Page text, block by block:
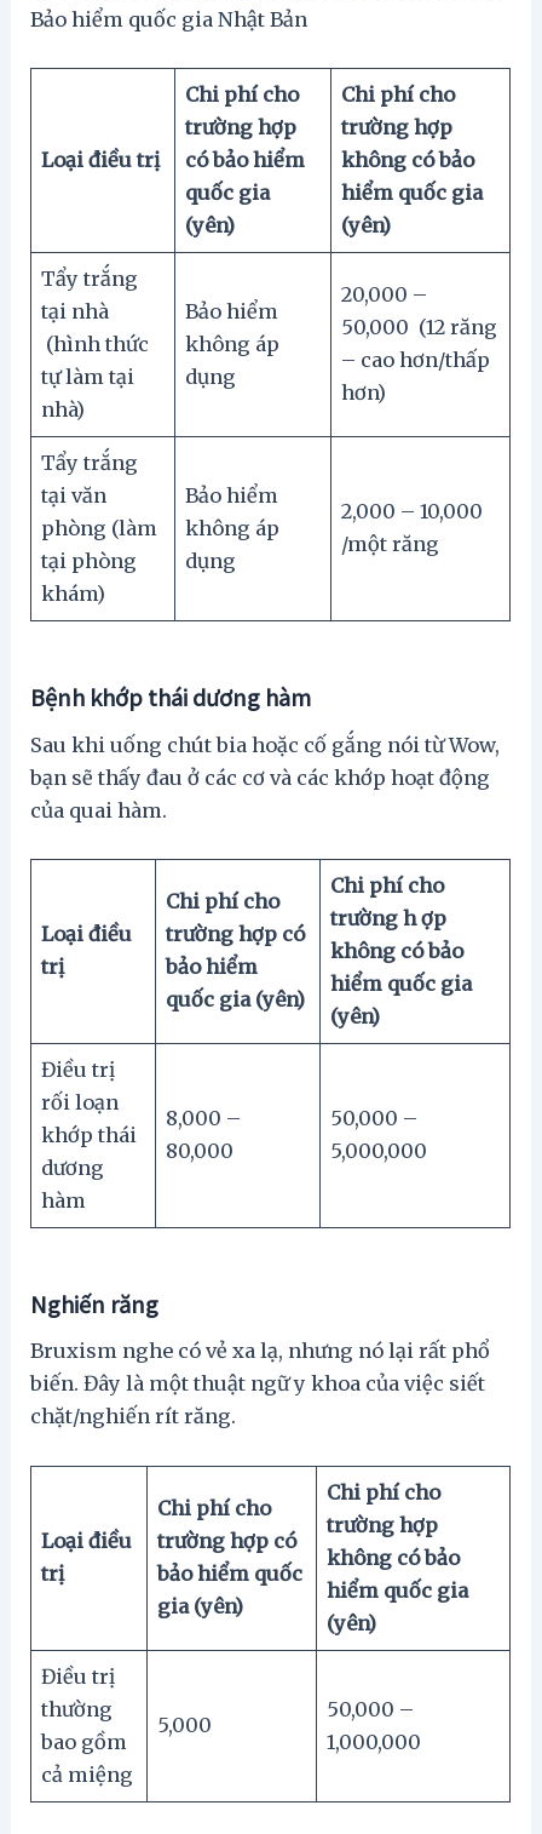
Bảo hiểm quốc gia Nhật Bản
Loại điều trị
Chi phí cho
trường hợp
có bảo hiểm
quốc gia
(yên)
Chi phí cho
trường hợp
không có bảo
hiểm quốc gia
(yên)
Tẩy trắng
tại nhà
(hình thức
tự làm tại
nhà)
Bảo hiểm
không áp
dụng
20,000 –
50,000 (12 răng
– cao hơn/thấp
hơn)
Tẩy trắng
tại văn
phòng (làm
tại phòng
khám)
Bảo hiểm
không áp
dụng
2,000 – 10,000
/một răng
Bệnh khớp thái dương hàm
Sau khi uống chút bia hoặc cố gắng nói từ Wow,
bạn sẽ thấy đau ở các cơ và các khớp hoạt động
của quai hàm.
Loại điều
trị
Chi phí cho
trường hợp có
bảo hiểm
quốc gia (yên)
Chi phí cho
trường h ợp
không có bảo
hiểm quốc gia
(yên)
Điều trị
rối loạn
khớp thái
dương
hàm
8,000 –
80,000
50,000 –
5,000,000
Nghiến răng
Bruxism nghe có vẻ xa lạ, nhưng nó lại rất phổ
biến. Đây là một thuật ngữ y khoa của việc siết
chặt/nghiến rít răng.
Loại điều
trị
Chi phí cho
trường hợp có
bảo hiểm quốc
gia (yên)
Chi phí cho
trường hợp
không có bảo
hiểm quốc gia
(yên)
Điều trị
thường
bao gồm
cả miệng
5,000
50,000 –
1,000,000